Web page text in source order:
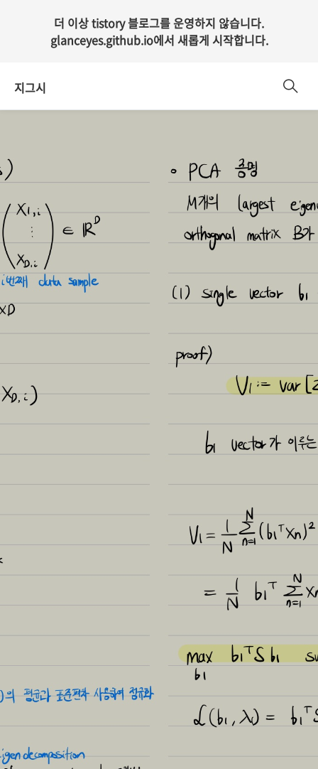
더 이상 tistory 블로그를 운영하지 않습니다.
glanceyes.github.io에서 새롭게 시작합니다.
지그시